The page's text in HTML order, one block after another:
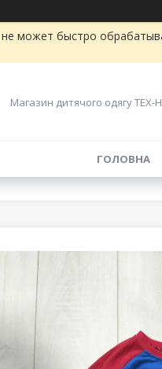
может быстро
Магазин дитячого одягу ТЕХ-
ГОЛОВНА